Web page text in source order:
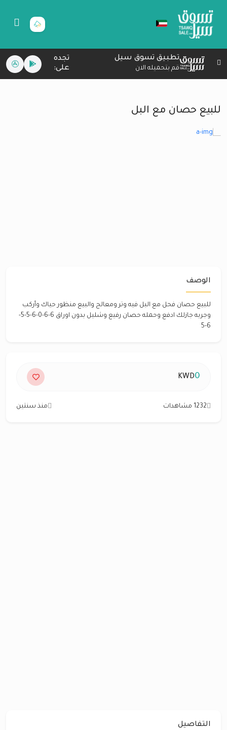
تطبيق تسوق سيل
قم بتحميله الان
تجده
على:
للبيع حصان مع البل
الوصف
للبيع حصان فحل مع البل فيه وتر ومعالج والبيع منظور حياك وأركب
وجربه جازلك ادفع وحمله حصان رفيع وشليل بدون اوراق 6-6-0-6-5-5-
6-5
0
KWD
1232 مشاهدات منذ سنتين
التفاصيل